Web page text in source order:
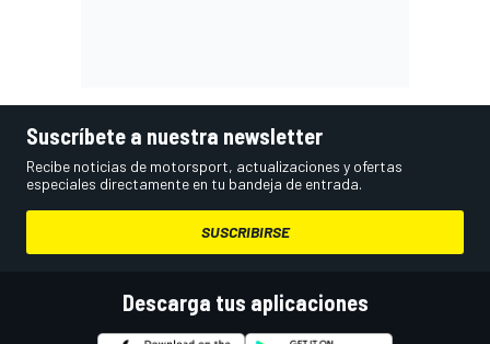
Suscríbete a nuestra newsletter
Recibe noticias de motorsport, actualizaciones y ofertas
especiales directamente en tu bandeja de entrada.
SUSCRIBIRSE
Descarga tus aplicaciones